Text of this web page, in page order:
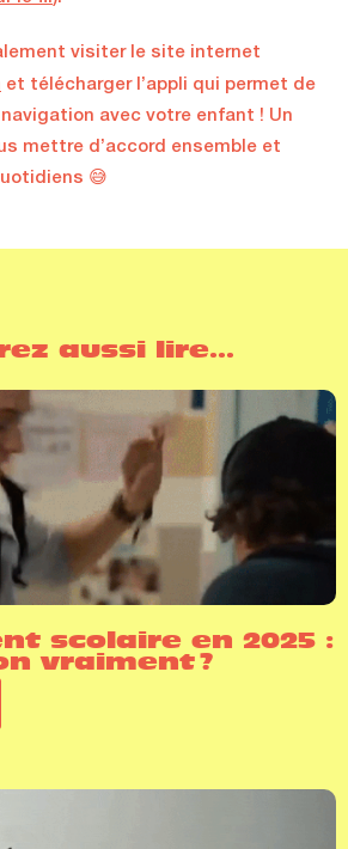
visiter le site internet
et télécharger l’appli qui permet de
avec votre enfant ! Un
mettre d’accord ensemble et
😅
aussi lire...
scolaire en 2025 :
vraiment ?